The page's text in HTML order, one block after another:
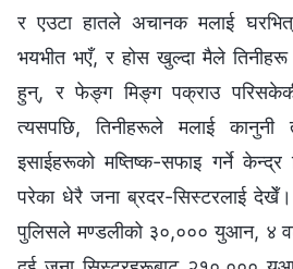
र एउटा हातले अचानक मलाई
भयभीत भएँ, र होस खुल्दा मैले तिनीहरू
हुन्, र फेङ्ग मिङ्ग पक्राउ
त्यसपछि, तिनीहरूले मलाई
इसाईहरूको मष्तिष्क-सफाइ गर्ने
परेका धेरै जना ब्रदर-सिस्टरलाई
पुलिसले मण्डलीको ३०,००० युआन, ४